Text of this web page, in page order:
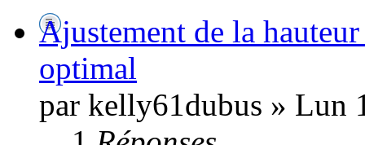
Ajustement de la
optimal
par kelly61dubus » Lun